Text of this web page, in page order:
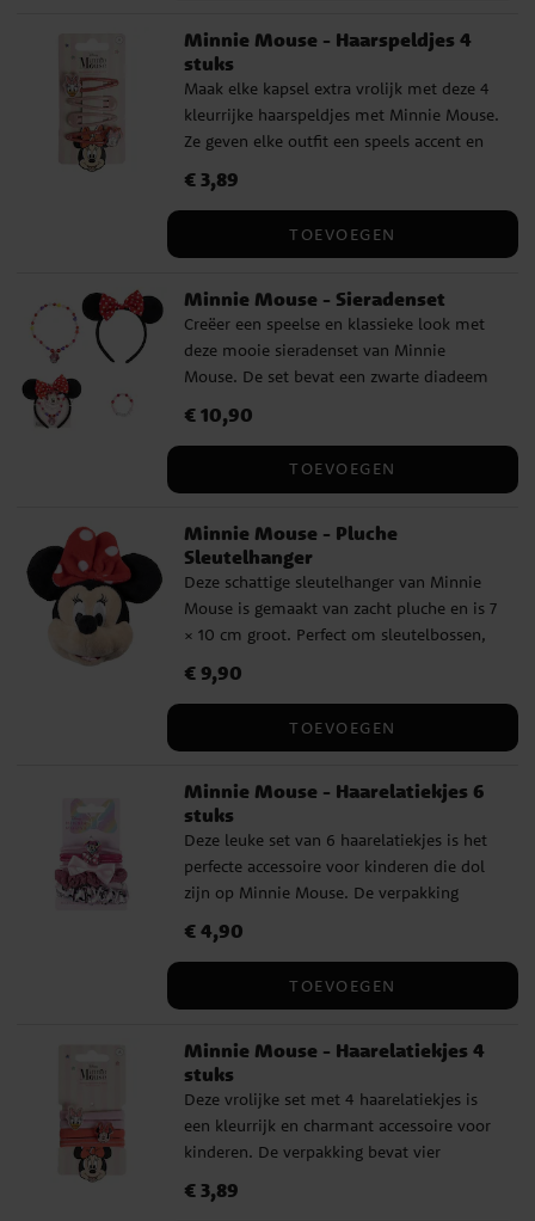
Minnie Mouse - Haarspeldjes 4
stuks
Maak elke kapsel extra vrolijk met deze 4
kleurrijke haarspeldjes met Minnie Mouse.
Ze geven elke outfit een speels accent en
Minnie-fans.
Prijs:€ 3,89
€ 3,89
TOEVOEGEN
Minnie Mouse - Sieradenset
Creëer een speelse en klassieke look met
deze mooie sieradenset van Minnie
Mouse. De set bevat een zwarte diadeem
strik met witte stippen, een kleurrijk
en een bijpassende ketting met een
Disney-fans.
Prijs: € 10,90
€ 10,90
TOEVOEGEN
Minnie Mouse - Pluche
Sleutelhanger
Deze schattige sleutelhanger van Minnie
Mouse is gemaakt van zacht pluche en is 7
× 10 cm groot. Perfect om sleutelbossen,
leuk als cadeautje voor Disney-fans of als
Prijs :€ 9,90
€ 9,90
TOEVOEGEN
Minnie Mouse - Haarelatiekjes 6
stuks
Deze leuke set van 6 haarelatiekjes is het
perfecte accessoire voor kinderen die dol
zijn op Minnie Mouse. De verpakking
glitter en satijn, waaronder een scrunchie
decoratieve strik. Een schattige en
Dit is een officieel gelicentieerd product.
Prijs :€ 4,90
€ 4,90
TOEVOEGEN
Minnie Mouse - Haarelatiekjes 4
stuks
Deze vrolijke set met 4 haarelatiekjes is
een kleurrijk en charmant accessoire voor
kinderen. De verpakking bevat vier
zijn versierd met figuren van Minnie
Prijs:€ 3,89
€ 3,89